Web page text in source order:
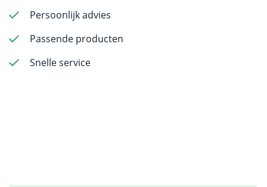
-
30-
40
Persoonlijk advies
Passende producten
Snelle service